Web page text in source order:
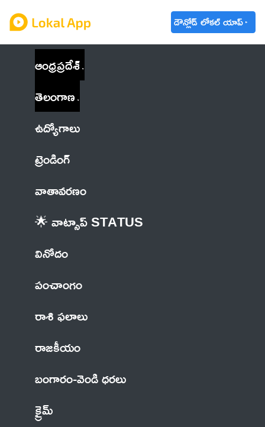
డౌన్లోడ్ లోకల్ యాప్
ఆంధ్రప్రదేశ్
తెలంగాణ
ఉద్యోగాలు
ట్రెండింగ్
వాతావరణం
🌟 వాట్సాప్ STATUS
వినోదం
పంచాంగం
రాశి ఫలాలు
రాజకీయం
బంగారం-వెండి ధరలు
క్రైమ్